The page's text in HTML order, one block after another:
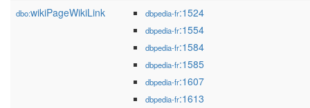
dbo:wikiPageWikiLink dbpedia-fr:1524
dbpedia-fr:1554
dbpedia-fr:1584
dbpedia-fr:1585
dbpedia-fr:1607
dbpedia-fr:1613